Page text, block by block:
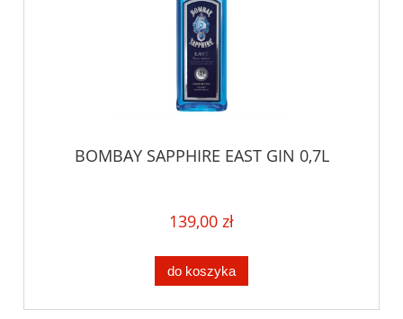
BOMBAY SAPPHIRE EAST GIN 0,7L
139,00 zł
do koszyka